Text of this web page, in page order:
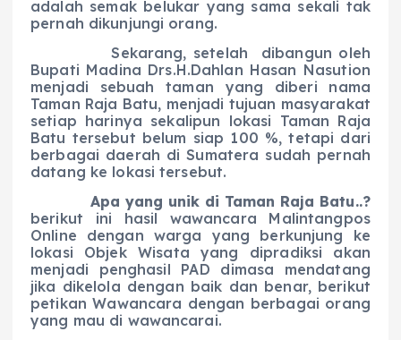
adalah semak belukar yang sama sekali tak
pernah dikunjungi orang.
Sekarang, setelah dibangun oleh
Bupati Madina Drs.H.Dahlan Hasan Nasution
menjadi sebuah taman yang diberi nama
Taman Raja Batu, menjadi tujuan masyarakat
setiap harinya sekalipun lokasi Taman Raja
Batu tersebut belum siap 100 %, tetapi dari
berbagai daerah di Sumatera sudah pernah
datang ke lokasi tersebut.
Apa yang unik di Taman Raja Batu..?
berikut ini hasil wawancara Malintangpos
Online dengan warga yang berkunjung ke
lokasi Objek Wisata yang dipradiksi akan
menjadi penghasil PAD dimasa mendatang
jika dikelola dengan baik dan benar, berikut
petikan Wawancara dengan berbagai orang
yang mau di wawancarai.